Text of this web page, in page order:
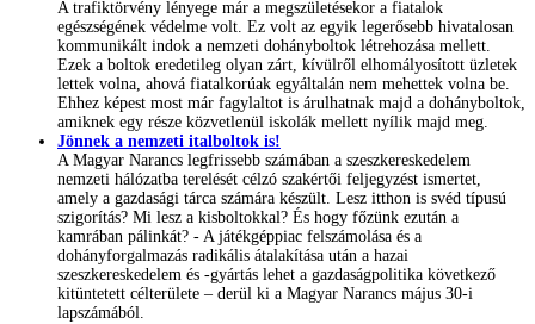
A trafiktörvény lényege már a megszületésekor a fiatalok
egészségének védelme volt. Ez volt az egyik legerősebb hivatalosan
kommunikált indok a nemzeti dohányboltok létrehozása mellett.
Ezek a boltok eredetileg olyan zárt, kívülről elhomályosított üzletek
lettek volna, ahová fiatalkorúak egyáltalán nem mehettek volna be.
Ehhez képest most már fagylaltot is árulhatnak majd a dohányboltok,
amiknek egy része közvetlenül iskolák mellett nyílik majd meg.
Jönnek a nemzeti italboltok is!
A Magyar Narancs legfrissebb számában a szeszkereskedelem
nemzeti hálózatba terelését célzó szakértői feljegyzést ismertet,
amely a gazdasági tárca számára készült. Lesz itthon is svéd típusú
szigorítás? Mi lesz a kisboltokkal? És hogy főzünk ezután a
kamrában pálinkát? - A játékgéppiac felszámolása és a
dohányforgalmazás radikális átalakítása után a hazai
szeszkereskedelem és -gyártás lehet a gazdaságpolitika következő
kitüntetett célterülete – derül ki a Magyar Narancs május 30-i
lapszámából.